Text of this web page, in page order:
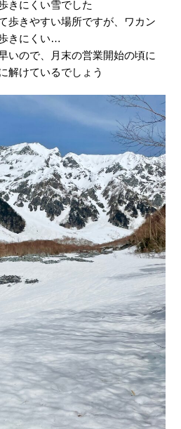
きにくい雪でした
歩きやすい場所ですが、ワカン
きにくい…
いので、月末の営業開始の頃に
解けているでしょう